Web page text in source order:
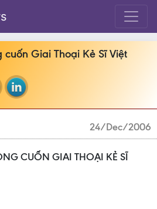
Giai Thoại Kẻ Sĩ Việt
24/Dec/2006
CUỐN GIAI THOẠI KẺ SĨ